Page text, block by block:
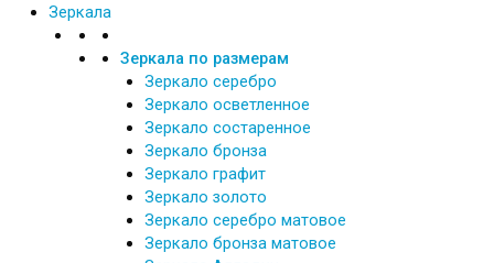
Зеркала
Зеркала по размерам
Зеркало серебро
Зеркало осветленное
Зеркало состаренное
Зеркало бронза
Зеркало графит
Зеркало золото
Зеркало серебро матовое
Зеркало бронза матовое